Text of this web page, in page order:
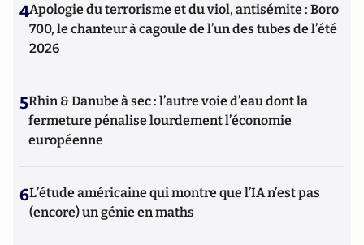
4Apologie du terrorisme et du viol, antisémite : Boro
700, le chanteur à cagoule de l’un des tubes de l’été
2026
5Rhin & Danube à sec : l’autre voie d’eau dont la
fermeture pénalise lourdement l’économie
européenne
6L’étude américaine qui montre que l’IA n’est pas
(encore) un génie en maths